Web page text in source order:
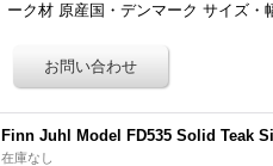
ーク材 原産国・デンマーク サイズ
Finn Juhl Model FD535 Solid Teak
在庫なし